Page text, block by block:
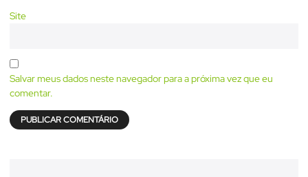
Site
Salvar meus dados neste navegador para a próxima vez que eu
comentar.